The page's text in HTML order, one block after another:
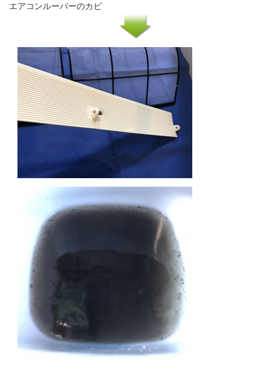
エアコンルーバーのカビ